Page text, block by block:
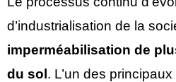
d’industrialisation de la
imperméabilisation de
du sol. L’un des